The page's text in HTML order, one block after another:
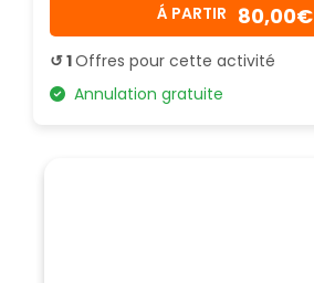
Á PARTIR 80,00€
↺ 1Offres pour cette activité
Annulation gratuite